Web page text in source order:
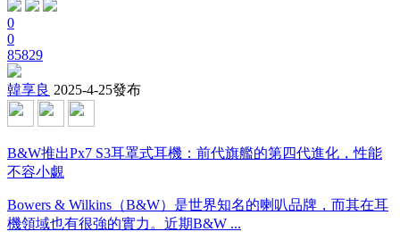
0
0
85829
韓享良 2025-4-25發布
B&W推出Px7 S3耳罩式耳機：前代旗艦的第四代進化，性能
不容小覷
Bowers & Wilkins（B&W）是世界知名的喇叭品牌，而其在耳
機領域也有很強的實力。近期B&W ...